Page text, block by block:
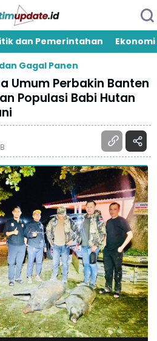
dan Pemerintahan
Ekonomi
Gagal Panen
Umum Perbakin Banten
Populasi Babi Hutan